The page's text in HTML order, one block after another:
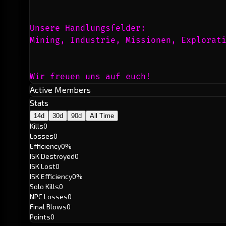
Unsere Handlungsfelder:
Mining, Industrie, Missionen,
Wir freuen uns auf euch!
Active Members
Stats
14d 30d 90d All Time
Kills0
Losses0
Efficiency0%
ISK Destroyed0
ISK Lost0
ISK Efficiency0%
Solo Kills0
NPC Losses0
Final Blows0
Points0